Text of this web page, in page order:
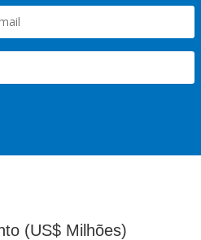
(US$ Milhões)